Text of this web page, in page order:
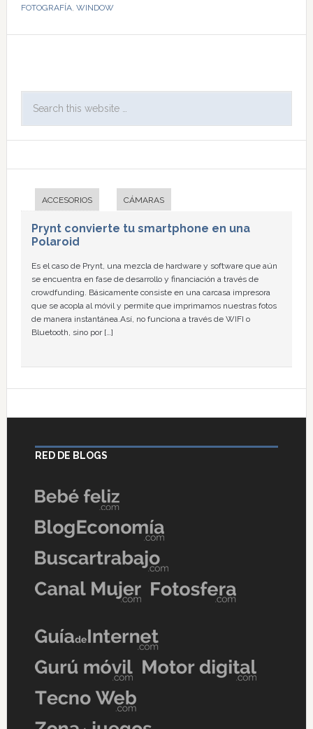
FOTOGRAFÍA, WINDOW
ACCESORIOS CÁMARAS
Prynt convierte tu smartphone en una
Polaroid
Es el caso de Prynt, una mezcla de hardware y software que aún
se encuentra en fase de desarrollo y financiación a través de
crowdfunding. Básicamente consiste en una carcasa impresora
que se acopla al móvil y permite que imprimamos nuestras fotos
de manera instantánea.Así, no funciona a través de WIFI o
Bluetooth, sino por […]
RED DE BLOGS